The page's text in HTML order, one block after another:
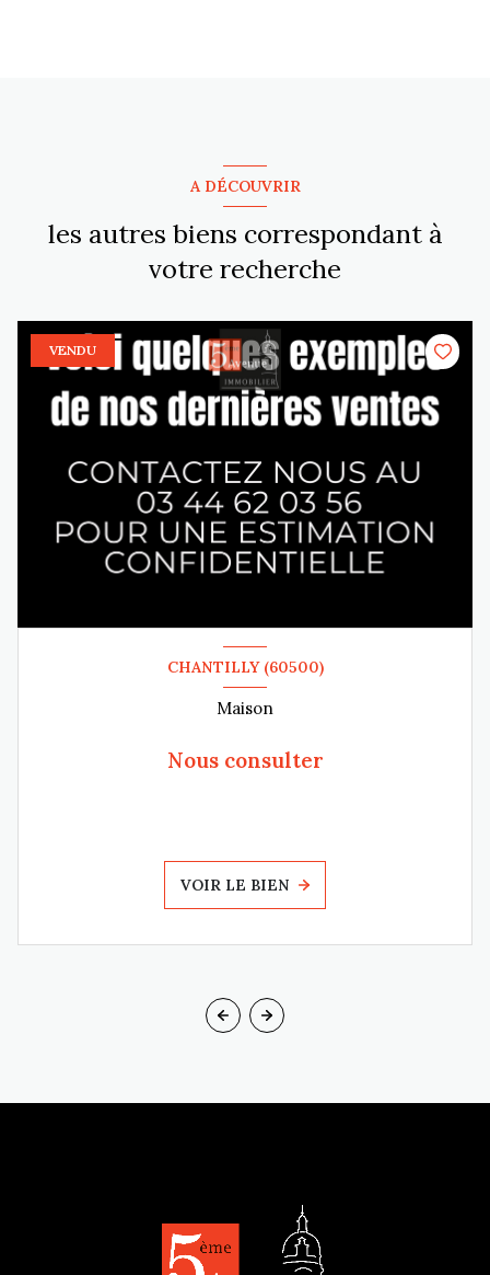
A DÉCOUVRIR
les autres biens correspondant à
votre recherche
VENDU
CHANTILLY (60500)
Maison
Nous consulter
VOIR LE BIEN